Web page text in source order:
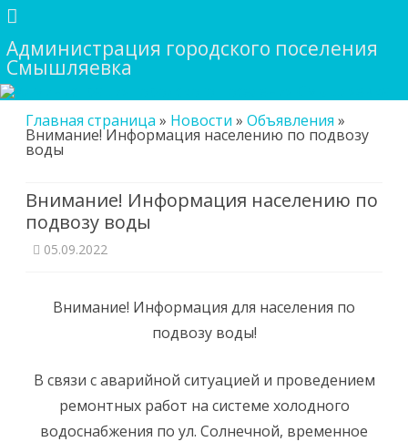
Администрация городского поселения
Смышляевка
to
content
Главная страница » Новости » Объявления »
Внимание! Информация населению по подвозу
воды
Внимание! Информация населению по
подвозу воды
05.09.2022
Внимание! Информация для населения по
подвозу воды!
В связи с аварийной ситуацией и проведением
ремонтных работ на системе холодного
водоснабжения по ул. Солнечной, временное